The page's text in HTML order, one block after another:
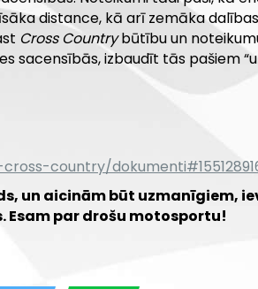
distance, kā arī zemāka
Cross Countrybūtību un
izbaudīt tās pašiem
country/
aicinām būt uzmanīgiem,
Esam par drošu motosportu!